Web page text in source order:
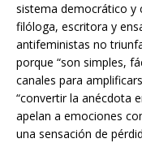
sistema democrático y
filóloga, escritora y
antifeministas no
porque “son simples,
canales para
“convertir la anécdota
apelan a emociones
una sensación de